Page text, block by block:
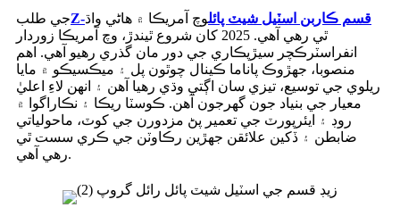
جي طلب Z-قسم ڪاربن اسٽيل شيٽ پائلوچ آمريڪا ۾ هاڻي واڌ
ٿي رهي آهي. 2025 کان شروع ٿيندڙ، وچ آمريڪا زوردار
انفراسٽرڪچر سيڙپڪاري جي دور مان گذري رهيو آهي. اهم
منصوبا، جهڙوڪ پاناما ڪينال چوٿون پل ۽ ميڪسيڪو ۾ مايا
ريلوي جي توسيع، تيزي سان اڳتي وڌي رهيا آهن ۽ انهن لاءِ اعليٰ
معيار جي بنياد جون گهرجون آهن. ڪوسٽا ريڪا ۽ نڪاراگوا ۾
روڊ ۽ ايئرپورٽ جي تعمير پڻ مزدورن جي کوٽ، ماحولياتي
ضابطن ۽ ڏکين علائقن جهڙين رڪاوٽن جي ڪري سست ٿي
رهي آهي.